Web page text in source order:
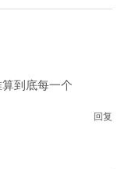
到底每一个
回复